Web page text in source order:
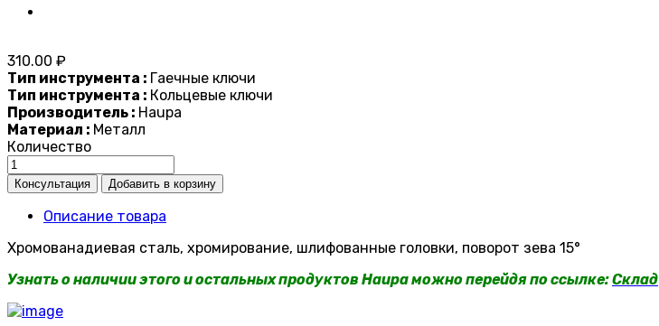
310.00 ₽
Тип инструмента : Гаечные ключи
Тип инструмента : Кольцевые ключи
Производитель : Haupa
Материал : Металл
Количество
Описание товара
Хромованадиевая сталь, хромирование, шлифованные головки, поворот зева 15°
Узнать о наличии этого и остальных продуктов Haupa можно перейдя по ссылке:Склад